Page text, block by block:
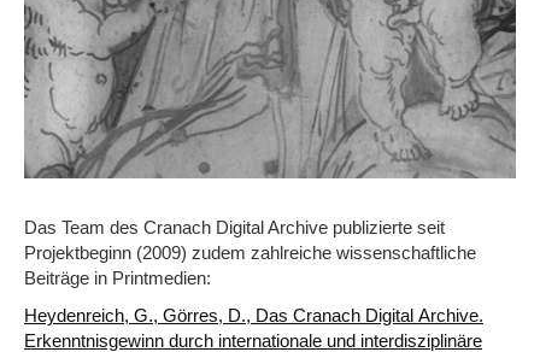
Das Team des Cranach Digital Archive publizierte seit
Projektbeginn (2009) zudem zahlreiche wissenschaftliche
Beiträge in Printmedien:
Heydenreich, G., Görres, D., Das Cranach Digital Archive.
Erkenntnisgewinn durch internationale und interdisziplinäre